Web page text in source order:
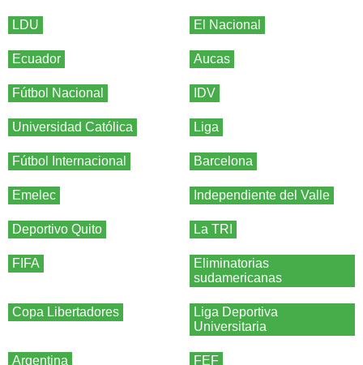
LDU El Nacional
Ecuador Aucas
Fútbol Nacional IDV
Universidad Católica Liga
Fútbol Internacional Barcelona
Emelec Independiente del Valle
Deportivo Quito La TRI
FIFA
Eliminatorias
sudamericanas
Copa Libertadores
Liga Deportiva
Universitaria
Argentina FEF